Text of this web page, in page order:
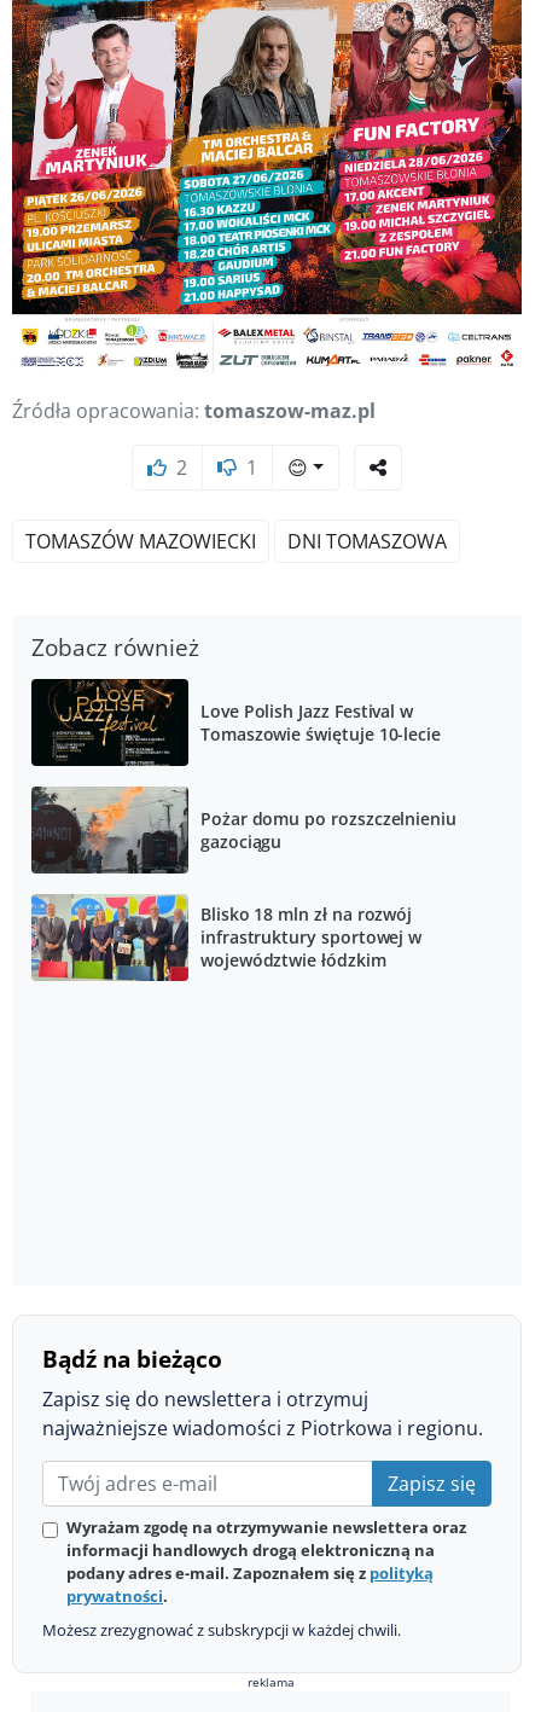
Źródła opracowania: tomaszow-maz.pl
2 1 😊
TOMASZÓW MAZOWIECKI DNI TOMASZOWA
Zobacz również
Love Polish Jazz Festival w
Tomaszowie świętuje 10-lecie
Pożar domu po rozszczelnieniu
gazociągu
Blisko 18 mln zł na rozwój
infrastruktury sportowej w
województwie łódzkim
Bądź na bieżąco
Zapisz się do newslettera i otrzymuj
najważniejsze wiadomości z Piotrkowa i regionu.
Zapisz się
Wyrażam zgodę na otrzymywanie newslettera oraz
informacji handlowych drogą elektroniczną na
podany adres e-mail. Zapoznałem się z polityką
prywatności.
Możesz zrezygnować z subskrypcji w każdej chwili.
reklama